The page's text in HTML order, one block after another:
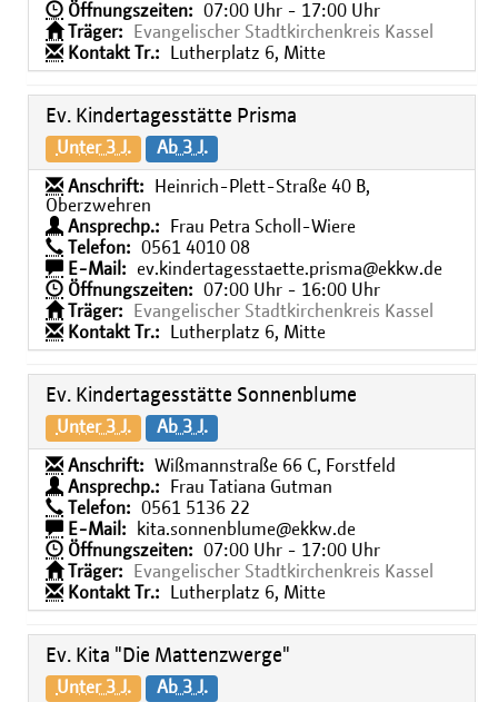
Öffnungszeiten:
07:00 Uhr - 17:00 Uhr
Träger:
Evangelischer Stadtkirchenkreis Kassel
Kontakt Tr.:
Lutherplatz 6, Mitte
Ev. Kindertagesstätte Prisma
Unter 3 J. Ab 3 J.
Anschrift:
Heinrich-Plett-Straße 40 B,
Oberzwehren
Ansprechp.:
Frau Petra Scholl-Wiere
Telefon:
0561 4010 08
E-Mail:
ev.kindertagesstaette.prisma@ekkw.de
Öffnungszeiten:
07:00 Uhr - 16:00 Uhr
Träger:
Evangelischer Stadtkirchenkreis Kassel
Kontakt Tr.:
Lutherplatz 6, Mitte
Ev. Kindertagesstätte Sonnenblume
Unter 3 J. Ab 3 J.
Anschrift:
Wißmannstraße 66 C, Forstfeld
Ansprechp.:
Frau Tatiana Gutman
Telefon:
0561 5136 22
E-Mail:
kita.sonnenblume@ekkw.de
Öffnungszeiten:
07:00 Uhr - 17:00 Uhr
Träger:
Evangelischer Stadtkirchenkreis Kassel
Kontakt Tr.:
Lutherplatz 6, Mitte
Ev. Kita "Die Mattenzwerge"
Unter 3 J. Ab 3 J.